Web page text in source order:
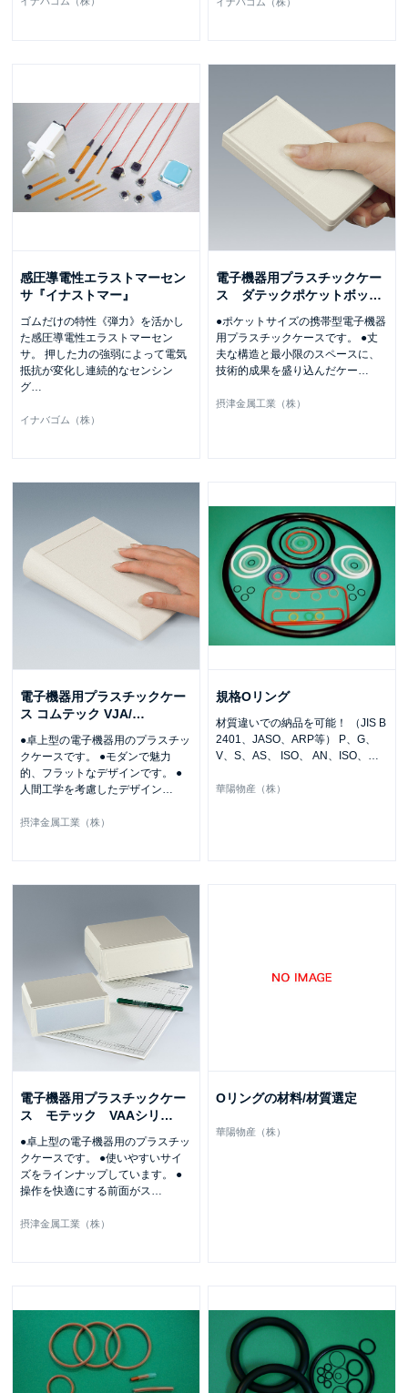
感圧導電性エラストマーセン
サ『イナストマー』
ゴムだけの特性《弾力》を活かし
た感圧導電性エラストマーセン
サ。 押した力の強弱によって電気
抵抗が変化し連続的なセンシン
グ…
イナバゴム（株）
電子機器用プラスチックケー
ス ダテックポケットボッ…
●ポケットサイズの携帯型電子機器
用プラスチックケースです。 ●丈
夫な構造と最小限のスペースに、
技術的成果を盛り込んだケー…
摂津金属工業（株）
電子機器用プラスチックケー
ス コムテック VJA/…
●卓上型の電子機器用のプラスチッ
クケースです。 ●モダンで魅力
的、フラットなデザインです。 ●
人間工学を考慮したデザイン
摂津金属工業（株）
規格Oリング
材質違いでの納品を可能！ （JIS B
2401、JASO、ARP等） P、G、
V、S、AS、 ISO、 AN、ISO、
華陽物産（株）
電子機器用プラスチックケー
ス モテック VAAシリ …
●卓上型の電子機器用のプラスチッ
クケースです。 ●使いやすいサイ
ズをラインナップしています。 ●
操作を快適にする前面がス…
摂津金属工業（株）
Oリングの材料/材質選定
華陽物産（株）